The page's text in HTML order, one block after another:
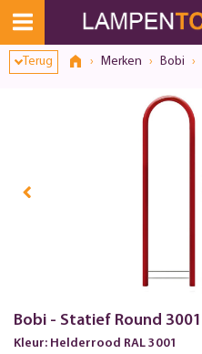
Terug Merken Bobi
Bobi - Statief Round
Kleur: Helderrood RAL 3001